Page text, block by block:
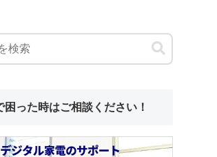
困った時はご相談ください！